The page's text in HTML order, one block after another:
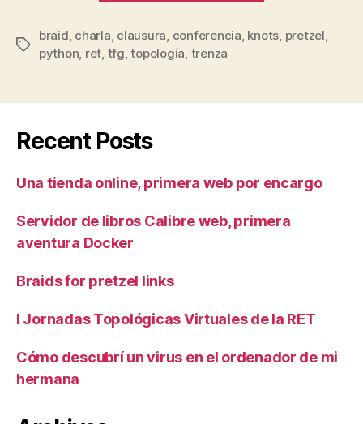
Virtuales
RET”
Tags
braid, charla, clausura, conferencia, knots, pretzel,
python, ret, tfg,topología, trenza
Recent Posts
Una tienda online, primera web por encargo
Servidor de libros Calibre web, primera
aventura Docker
Braids for pretzel links
I Jornadas Topológicas Virtuales de la RET
Cómo descubrí un virus en el ordenador de mi
hermana